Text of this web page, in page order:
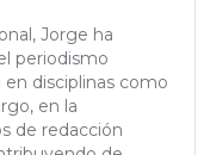
Jorge ha
periodismo
disciplinas como
en la
de redacción